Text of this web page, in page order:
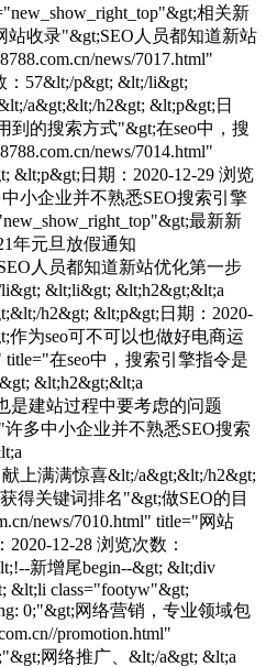
相关新
站收录"&gt;SEO人员都知道新站
news/7017.html"
：57&lt;/p&gt; &lt;/li&gt;
a&gt;&lt;/h2&gt; &lt;p&gt;日
到的搜索方式"&gt;在seo中，搜
news/7014.html"
日期：2020-12-29 浏览
小企业并不熟悉SEO搜索引擎
最新新
年元旦放假通知
人员都知道新站优化第一步
&lt;li&gt; &lt;h2&gt;&lt;a
h2&gt; &lt;p&gt;日期：2020-
作为seo可不可以也做好电商运
title="在seo中，搜索引擎指令是
&lt;h2&gt;&lt;a
是建站过程中要考虑的问题
许多中小企业并不熟悉SEO搜索
上满满惊喜&lt;/a&gt;&lt;/h2&gt;
得关键词排名"&gt;做SEO的目
news/7010.html" title="网站
12-28 浏览次数：
新增尾begin--&gt; &lt;div
&lt;li class="footyw"&gt;
0;"&gt;网络营销，专业领域包
promotion.html"
网络推广、&lt;/a&gt; &lt;a